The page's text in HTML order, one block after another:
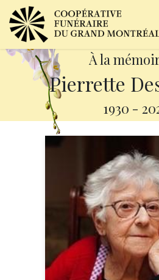
À la
Pierrette
1930 -